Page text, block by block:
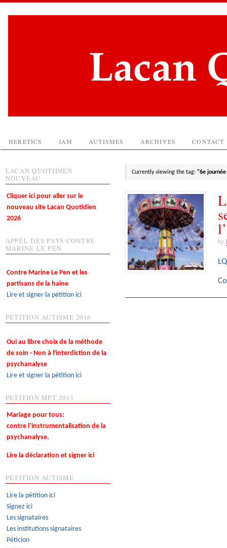
HERETICS JAM AUTISMES ARCHIVES CONTACT
Currently viewing the tag: "6e journée
by
LACAN QUOTIDIEN
NOUVEAU
Cliquer ici pour aller sur le
nouveau site Lacan Quotidien
2026
APPEL DES PSYS CONTRE
MARINE LE PEN
Contre Marine Le Pen et les
partisans de la haine
Lire et signer la pétition ici
PETITION AUTISME 2016
Oui au libre choix de la méthode
de soin - Non à l'interdiction de la
psychanalyse
Lire et signer la pétition ici
PETITION MPT 2013
Mariage pour tous:
contre l’instrumentalisation de la
psychanalyse.
Lire la déclaration et signer ici
PETITION AUTISME
Lire la pétition ici
Signez ici
Les signataires
Les institutions signataires
Péticion